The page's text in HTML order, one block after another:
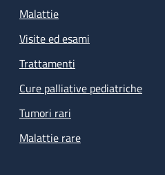
Malattie
Visite ed esami
Trattamenti
Cure palliative pediatriche
Tumori rari
Malattie rare